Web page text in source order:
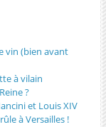
vin (bien avant
à vilain
?
et Louis XIV
à Versailles !